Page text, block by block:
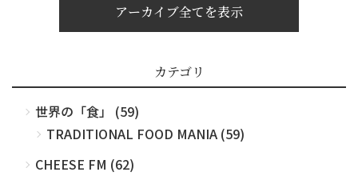
アーカイブ全てを表示
カテゴリ
世界の「食」 (59)
TRADITIONAL FOOD MANIA (59)
CHEESE FM (62)